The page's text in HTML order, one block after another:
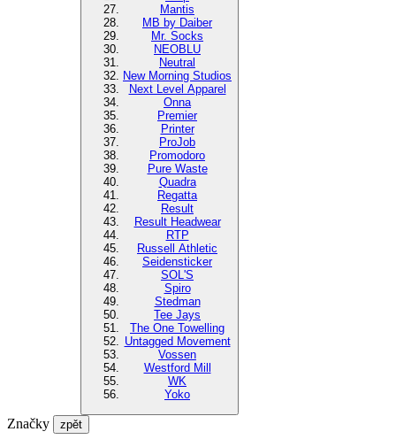
Mantis
MB by Daiber
Mr. Socks
NEOBLU
Neutral
New Morning Studios
Next Level Apparel
Onna
Premier
Printer
ProJob
Promodoro
Pure Waste
Quadra
Regatta
Result
Result Headwear
RTP
Russell Athletic
Seidensticker
SOL'S
Spiro
Stedman
Tee Jays
The One Towelling
Untagged Movement
Vossen
Westford Mill
WK
Yoko
Značky zpět